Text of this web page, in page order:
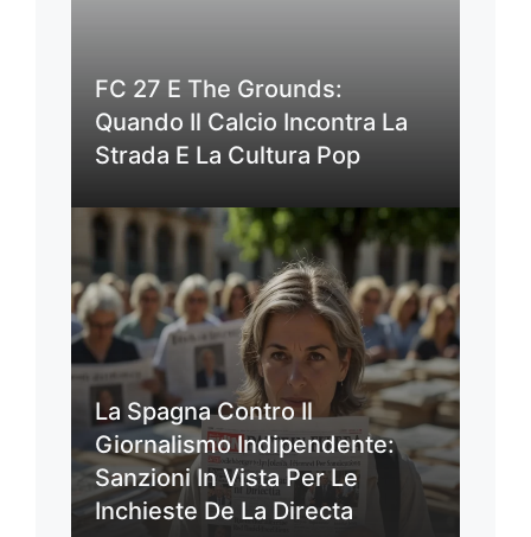
FC 27 E The Grounds:
Quando Il Calcio Incontra La
Strada E La Cultura Pop
La Spagna Contro Il
Giornalismo Indipendente:
Sanzioni In Vista Per Le
Inchieste De La Directa